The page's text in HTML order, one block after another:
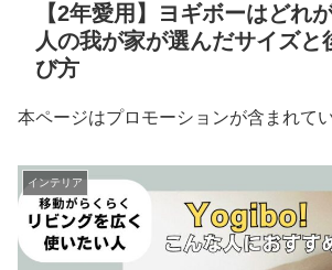
【2年愛用】ヨギボーはどれ
人の我が家が選んだサイズと
び方
本ページはプロモーションが含まれて
インテリア